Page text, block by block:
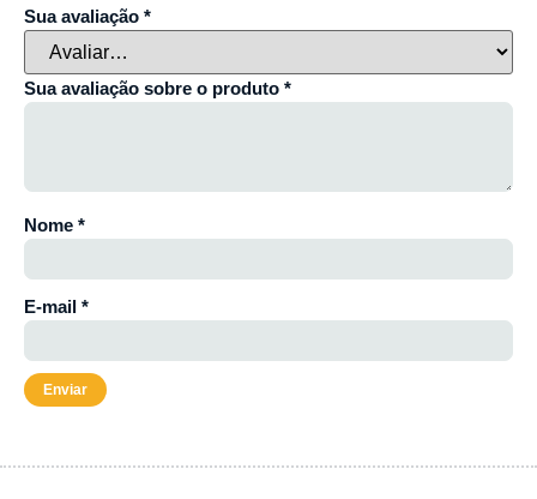
Sua avaliação *
Sua avaliação sobre o produto *
Nome *
E-mail *